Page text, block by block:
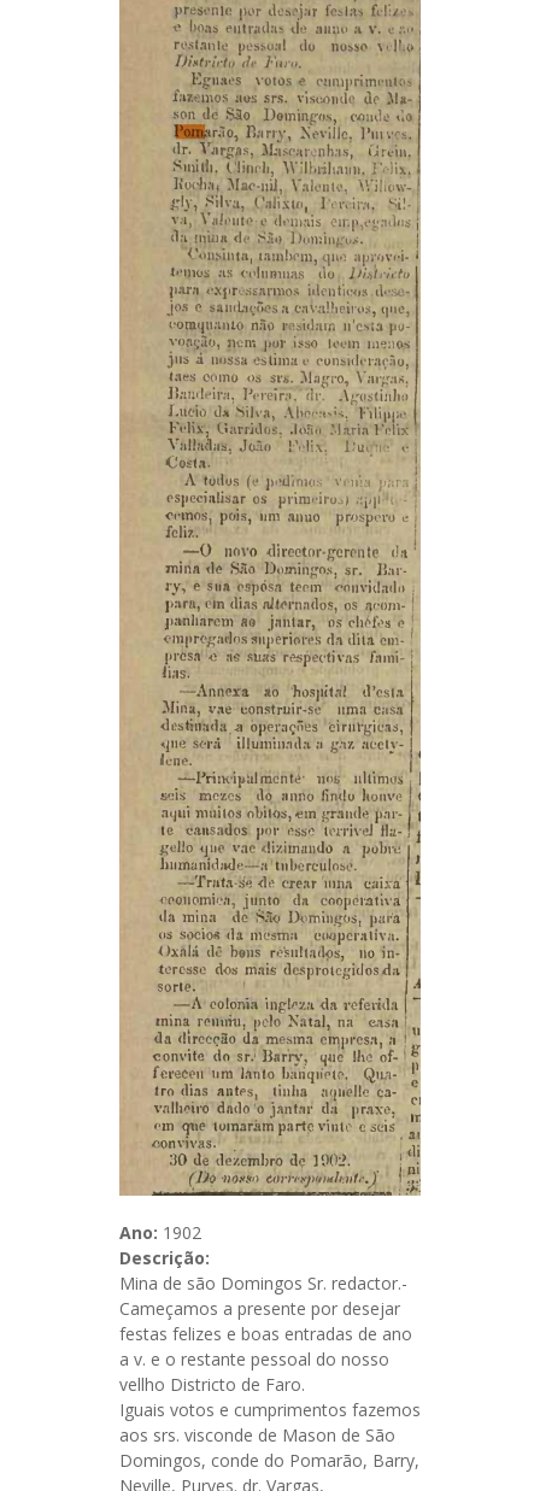
Ano: 1902
Descrição:
Mina de são Domingos Sr. redactor.-
Cameçamos a presente por desejar
festas felizes e boas entradas de ano
a v. e o restante pessoal do nosso
vellho Districto de Faro.
Iguais votos e cumprimentos fazemos
aos srs. visconde de Mason de São
Domingos, conde do Pomarão, Barry,
Neville, Purves. dr. Vargas,